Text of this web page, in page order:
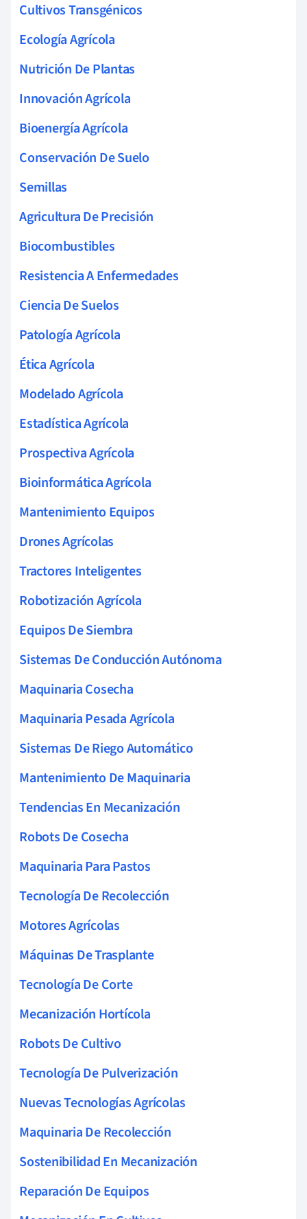
Cultivos Transgénicos
Ecología Agrícola
Nutrición De Plantas
Innovación Agrícola
Bioenergía Agrícola
Conservación De Suelo
Semillas
Agricultura De Precisión
Biocombustibles
Resistencia A Enfermedades
Ciencia De Suelos
Patología Agrícola
Ética Agrícola
Modelado Agrícola
Estadística Agrícola
Prospectiva Agrícola
Bioinformática Agrícola
Mantenimiento Equipos
Drones Agrícolas
Tractores Inteligentes
Robotización Agrícola
Equipos De Siembra
Sistemas De Conducción Autónoma
Maquinaria Cosecha
Maquinaria Pesada Agrícola
Sistemas De Riego Automático
Mantenimiento De Maquinaria
Tendencias En Mecanización
Robots De Cosecha
Maquinaria Para Pastos
Tecnología De Recolección
Motores Agrícolas
Máquinas De Trasplante
Tecnología De Corte
Mecanización Hortícola
Robots De Cultivo
Tecnología De Pulverización
Nuevas Tecnologías Agrícolas
Maquinaria De Recolección
Sostenibilidad En Mecanización
Reparación De Equipos